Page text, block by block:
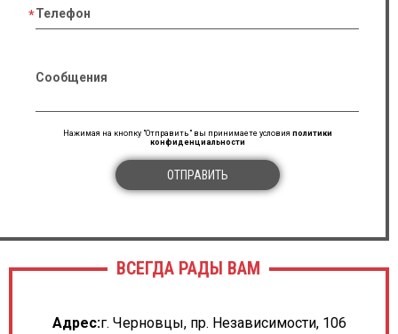
Телефон
Сообщения
Нажимая на кнопку "Отправить" вы принимаете условия политики
конфиденциальности
ОТПРАВИТЬ
ВСЕГДА РАДЫ ВАМ
Адрес:г. Черновцы, пр. Независимости, 106